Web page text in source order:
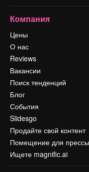
Компания
Цены
О нас
Reviews
Вакансии
Поиск тенденций
Блог
События
Slidesgo
Продайте свой контент
Помещение для прессы
Ищете magnific.ai